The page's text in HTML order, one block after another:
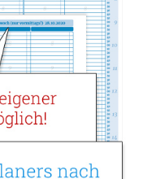
ab